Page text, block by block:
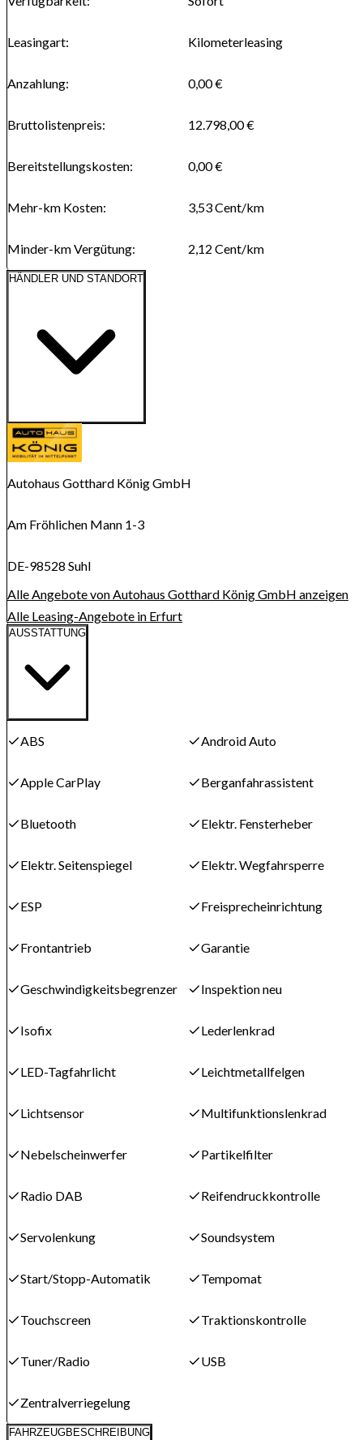
Leasingart: Kilometerleasing
Anzahlung: 0,00 €
Bruttolistenpreis: 12.798,00 €
Bereitstellungskosten: 0,00 €
Mehr-km Kosten: 3,53Cent/km
Minder-km Vergütung: 2,12 Cent/km
HÄNDLER UND STANDORT
Karte wird geladen...
Route anzeigen
Autohaus Gotthard König GmbH
Am Fröhlichen Mann 1-3
DE-98528 Suhl
Alle Angebote von Autohaus Gotthard König GmbH anzeigen
Alle Leasing-Angebote in Erfurt
AUSSTATTUNG
ABS Android Auto
Apple CarPlay Berganfahrassistent
Bluetooth Elektr. Fensterheber
Elektr. Seitenspiegel Elektr. Wegfahrsperre
ESP Freisprecheinrichtung
Frontantrieb Garantie
Geschwindigkeitsbegrenzer Inspektion neu
Isofix Lederlenkrad
LED-Tagfahrlicht Leichtmetallfelgen
Lichtsensor Multifunktionslenkrad
Nebelscheinwerfer Partikelfilter
Radio DAB Reifendruckkontrolle
Servolenkung Soundsystem
Start/Stopp-Automatik Tempomat
Touchscreen Traktionskontrolle
Tuner/Radio USB
Zentralverriegelung
FAHRZEUGBESCHREIBUNG